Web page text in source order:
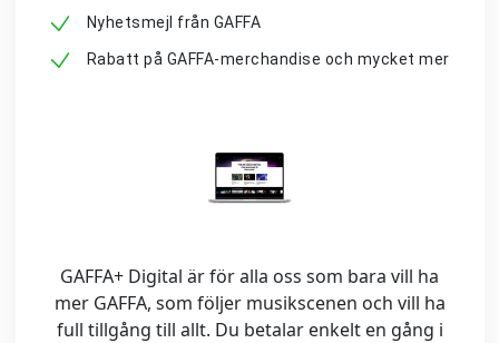
Nyhetsmejl från GAFFA
Rabatt på GAFFA-merchandise och mycket mer
GAFFA+ Digital är för alla oss som bara vill ha
mer GAFFA, som följer musikscenen och vill ha
full tillgång till allt. Du betalar enkelt en gång i